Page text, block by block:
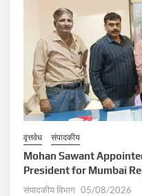
वृत्तवेध संपादकीय
Mohan Sawant
President for Mumbai
संपादकीय विभाग 05/08/2026